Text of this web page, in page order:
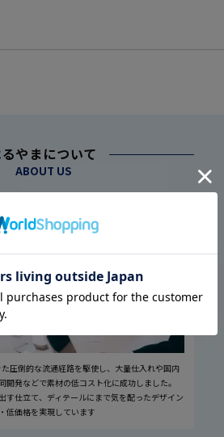
やまについて
ABOUT US
れ体制に基づく
価格の実現
圧倒的な流通経路を駆使し、大量仕入れや国内
開発などで素材の低コスト化に成功しました。
す仕立て、ディテールにまで気を配ったデザイン
低価格を実現しています